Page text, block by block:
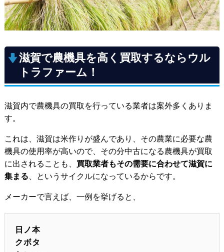
滋賀で農機具を高く買取するならウル
トラファーム！
滋賀内で農機具の買取を行っている業者は案外多くありま
す。
これは、滋賀は米作りが盛んであり、その農業に必要な農
機具の使用率が高いので、その分中古になる農機具が買取
に出されることも、 買取業者もその需要に合わせて滋賀に
集まる 、というサイクルになっているからです。
メーカーで言えば、一例を挙げると、
日ノ本
クボタ